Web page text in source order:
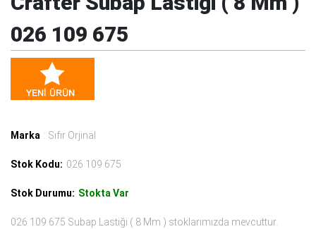
026 109 675
Marka : Sıfır Orjinal
Stok Kodu: 026 109 675
Stok Durumu: Stokta Var
026 109 675 Subap Lastiği ( 8 Mm ) stoklarımızda mevcuttur.